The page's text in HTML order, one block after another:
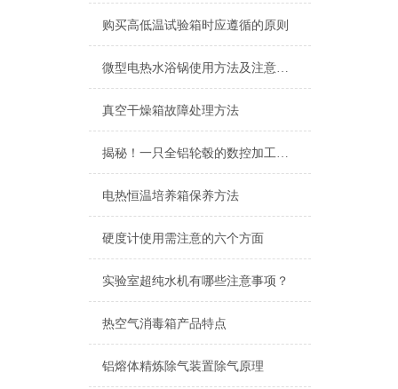
查看更多 >>
购买高低温试验箱时应遵循的原则
微型电热水浴锅使用方法及注意事项
真空干燥箱故障处理方法
揭秘！一只全铝轮毂的数控加工过程
电热恒温培养箱保养方法
硬度计使用需注意的六个方面
实验室超纯水机有哪些注意事项？
热空气消毒箱产品特点
铝熔体精炼除气装置除气原理